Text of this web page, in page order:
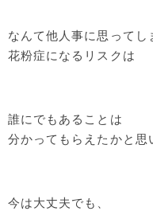
なんて他人事に思ってし
花粉症になるリスクは
誰にでもあることは
分かってもらえたかと思
今は大丈夫でも、